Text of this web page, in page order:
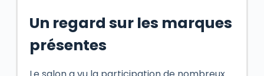
Un regard sur les marques
présentes